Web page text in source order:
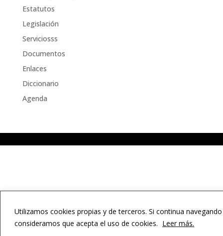
Utilizamos cookies propias y de terceros. Si continua navegando
consideramos que acepta el uso de cookies. Leer más.
Estatutos
Legislación
Serviciosss
Documentos
Enlaces
Diccionario
Agenda